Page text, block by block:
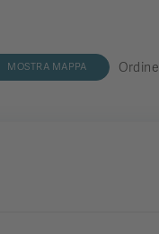
MOSTRA MAPPA Ordine